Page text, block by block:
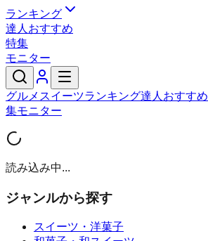
ランキング
達人おすすめ
特集
モニター
グルメ スイーツランキング達人おすすめ
集モニター
読み込み中...
ジャンルから探す
スイーツ・洋菓子